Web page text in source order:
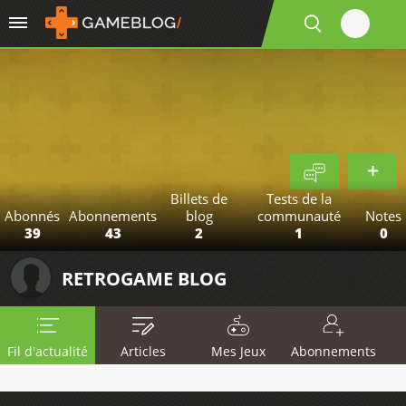
Abonnés
39
Abonnements
43
Billets de
blog
2
Tests de la
communauté
1
Notes
0
RETROGAME BLOG
Fil d'actualité Articles Mes Jeux Abonnements